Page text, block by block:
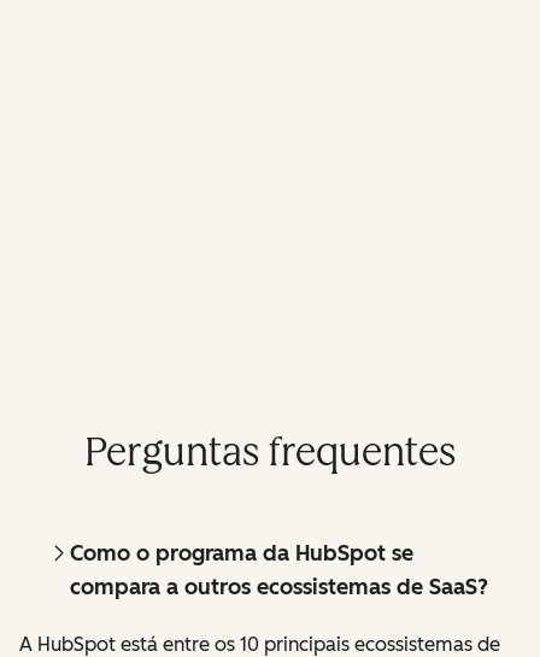
Perguntas frequentes
Como o programa da HubSpot se
compara a outros ecossistemas de SaaS?
A HubSpot está entre os 10 principais ecossistemas de